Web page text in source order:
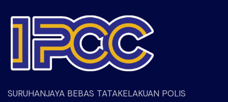
SURUHANJAYA BEBAS TATAKELAKUAN POLIS